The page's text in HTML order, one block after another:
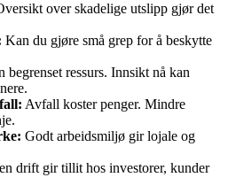
over skadelige utslipp gjør det
Kan du gjøre små grep for å beskytte
begrenset ressurs. Innsikt nå kan
Avfall koster penger. Mindre
Godt arbeidsmiljø gir lojale og
drift gir tillit hos investorer, kunder